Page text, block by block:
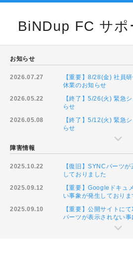
BiNDup FC サ
お知らせ
2026.07.27
【重要】8/28(金) 社員
休業のお知らせ
2026.05.22
【終了】5/26(火) 緊急
らせ
2026.05.08
【終了】5/12(火) 緊急
らせ
障害情報
2025.10.22
【復旧】SYNCパーツ
しておりました
2025.09.12
【重要】Googleドキュ
い事象が発生しておりま
2025.09.10
【重要】公開サイトに
パーツが表示されない